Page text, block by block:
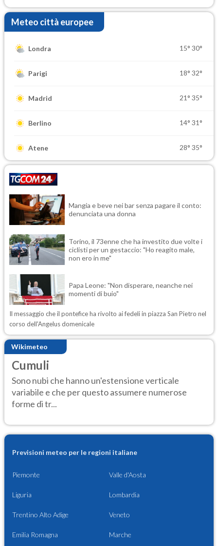
Meteo città europee
Londra 15° 30°
Parigi 18° 32°
Madrid 21° 35°
Berlino 14° 31°
Atene 28° 35°
Mangia e beve nei bar senza pagare il conto:
denunciata una donna
Torino, il 73enne che ha investito due volte i
ciclisti per un gestaccio: "Ho reagito male,
non ero in me"
Papa Leone: "Non disperare, neanche nei
momenti di buio"
Il messaggio che il pontefice ha rivolto ai fedeli in piazza San Pietro nel
corso dell'Angelus domenicale
Wikimeteo
Cumuli
Sono nubi che hanno un'estensione verticale
variabile e che per questo assumere numerose
forme di tr...
Previsioni meteo per le regioni italiane
Piemonte Valle d'Aosta
Liguria Lombardia
Trentino Alto Adige Veneto
Emilia Romagna Marche